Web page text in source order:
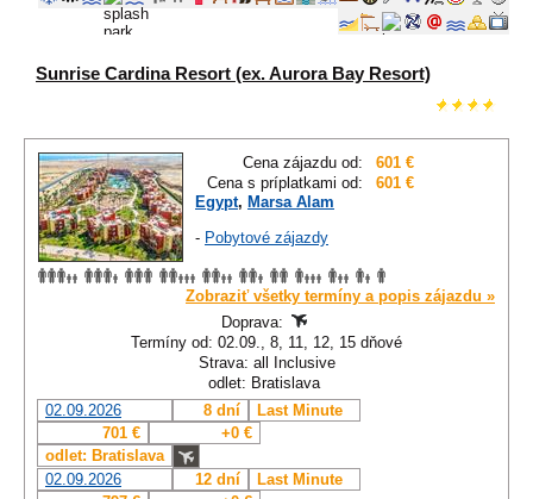
Sunrise Cardina Resort (ex. Aurora Bay Resort)
Cena zájazdu od:
601 €
Cena s príplatkami od:
601 €
Egypt, Marsa Alam
- Pobytové zájazdy
Zobraziť všetky termíny a popis zájazdu »
Doprava:
Termíny od: 02.09., 8, 11, 12, 15 dňové
Strava: all Inclusive
odlet: Bratislava
02.09.2026
8 dní
Last Minute
701 €
+0 €
odlet: Bratislava
02.09.2026
12 dní
Last Minute